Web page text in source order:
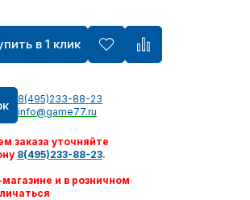
в 1 клик
8(495)233-88-23
info@game77.ru
заказа уточняйте
8(495)233-88-23.
и в розничном